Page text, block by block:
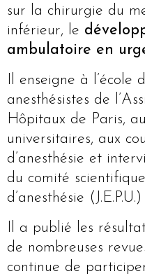
sur la chirurgie du
inférieur, le
ambulatoire en
Il enseigne à l’école
anesthésistes de
Hôpitaux de Paris,
universitaires, aux
d’anesthésie et
du comité
d’anesthésie (J.E.P.U.)
Il a publié les
de nombreuses
continue de